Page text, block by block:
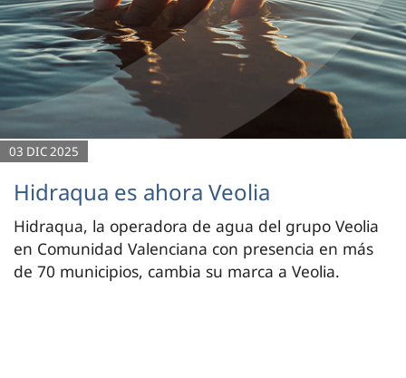
03 DIC 2025
Hidraqua es ahora Veolia
Hidraqua, la operadora de agua del grupo Veolia
en Comunidad Valenciana con presencia en más
de 70 municipios, cambia su marca a Veolia.